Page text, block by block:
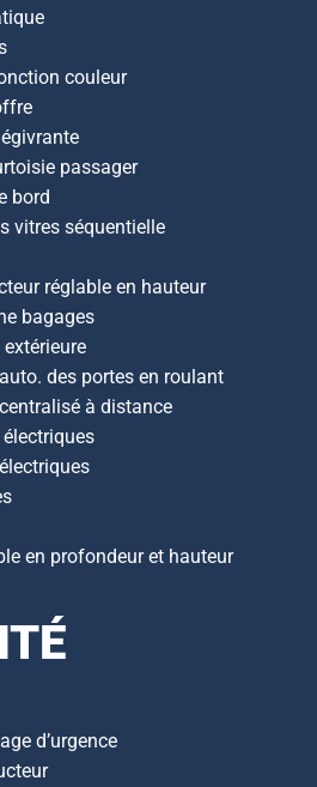
couleur
passager
bord
vitres séquentielle
réglable en hauteur
bagages
des portes en roulant
à distance
en profondeur et hauteur
d’urgence